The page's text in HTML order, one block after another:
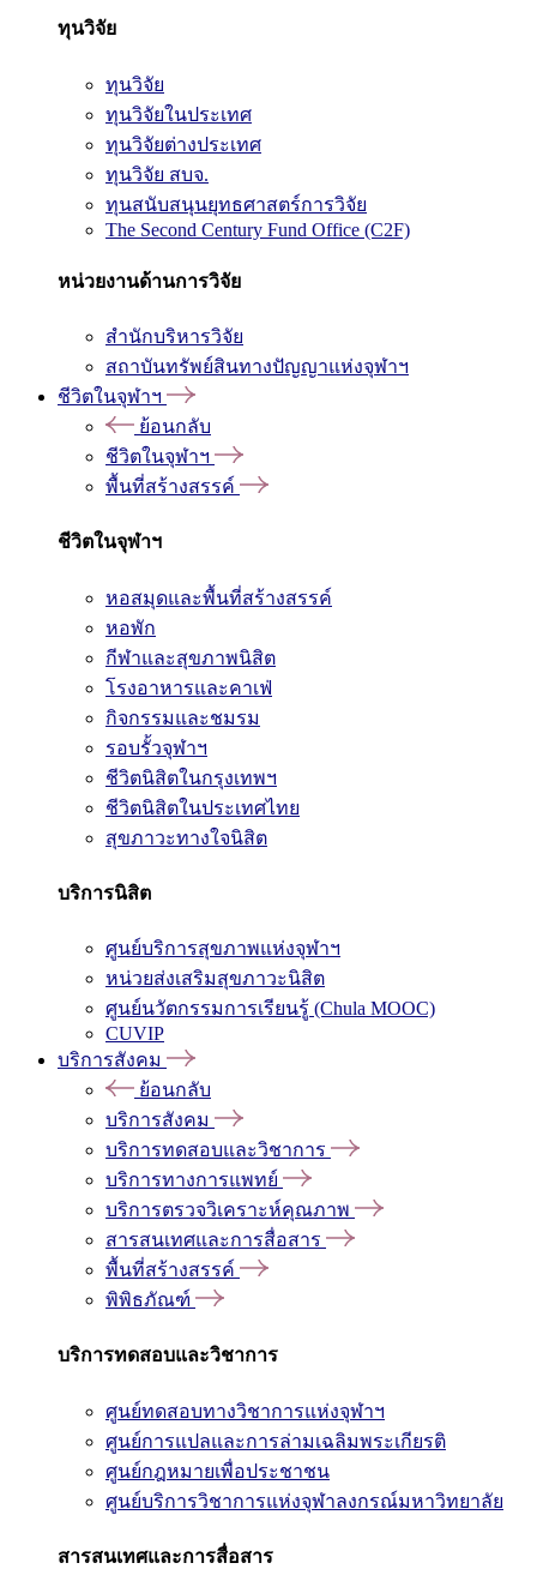
ทุนวิจัย
ทุนวิจัย
ทุนวิจัยในประเทศ
ทุนวิจัยต่างประเทศ
ทุนวิจัย สบจ.
ทุนสนับสนุนยุทธศาสตร์การวิจัย
The Second Century Fund Office (C2F)
หน่วยงานด้านการวิจัย
สำนักบริหารวิจัย
สถาบันทรัพย์สินทางปัญญาแห่งจุฬาฯ
ชีวิตในจุฬาฯ
ย้อนกลับ
ชีวิตในจุฬาฯ
พื้นที่สร้างสรรค์
ชีวิตในจุฬาฯ
หอสมุดและพื้นที่สร้างสรรค์
หอพัก
กีฬาและสุขภาพนิสิต
โรงอาหารและคาเฟ่
กิจกรรมและชมรม
รอบรั้วจุฬาฯ
ชีวิตนิสิตในกรุงเทพฯ
ชีวิตนิสิตในประเทศไทย
สุขภาวะทางใจนิสิต
บริการนิสิต
ศูนย์บริการสุขภาพแห่งจุฬาฯ
หน่วยส่งเสริมสุขภาวะนิสิต
ศูนย์นวัตกรรมการเรียนรู้ (Chula MOOC)
CUVIP
บริการสังคม
ย้อนกลับ
บริการสังคม
บริการทดสอบและวิชาการ
บริการทางการแพทย์
บริการตรวจวิเคราะห์คุณภาพ
สารสนเทศและการสื่อสาร
พื้นที่สร้างสรรค์
พิพิธภัณฑ์
บริการทดสอบและวิชาการ
ศูนย์ทดสอบทางวิชาการแห่งจุฬาฯ
ศูนย์การแปลและการล่ามเฉลิมพระเกียรติ
ศูนย์กฎหมายเพื่อประชาชน
ศูนย์บริการวิชาการแห่งจุฬาลงกรณ์มหาวิทยาลัย
สารสนเทศและการสื่อสาร